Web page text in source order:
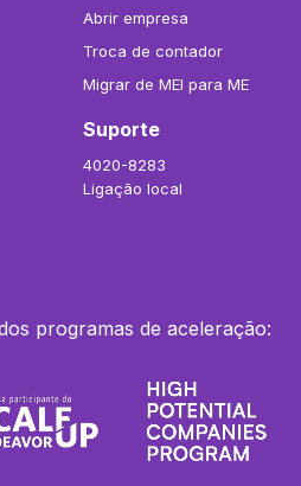
Abrir empresa
Troca de contador
Migrar de MEI para ME
Suporte
4020-8283
Ligação local
programas de aceleração: